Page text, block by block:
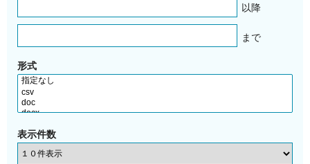
以降
まで
形式
表示件数